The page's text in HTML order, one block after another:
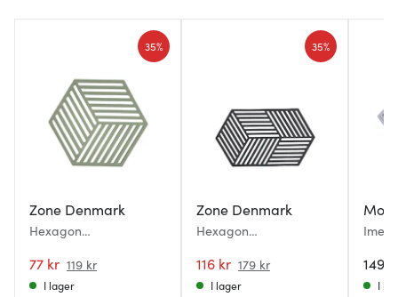
Zone Denmark
Hexagon
Rosemary
77 kr 119 kr
35%
I lager
Zone Denmark
Hexagon
Black
116 kr 179 kr
35%
I lager
Ime
149
I